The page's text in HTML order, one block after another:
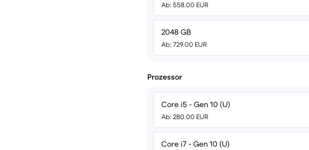
Ab: 558.00 EUR
2048 GB
Ab: 729.00 EUR
Prozessor
Core i5 - Gen 10 (U)
Ab: 280.00 EUR
Core i7 - Gen 10 (U)